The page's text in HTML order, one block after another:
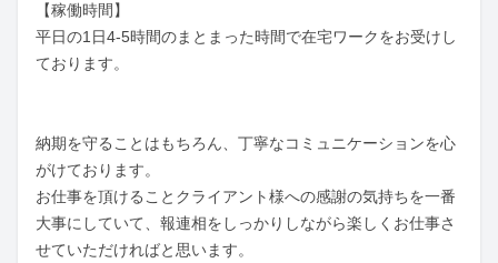
【稼働時間】
平日の1日4-5時間のまとまった時間で在宅ワークをお受けし
ております。
納期を守ることはもちろん、丁寧なコミュニケーションを心
がけております。
お仕事を頂けることクライアント様への感謝の気持ちを一番
大事にしていて、報連相をしっかりしながら楽しくお仕事さ
せていただければと思います。